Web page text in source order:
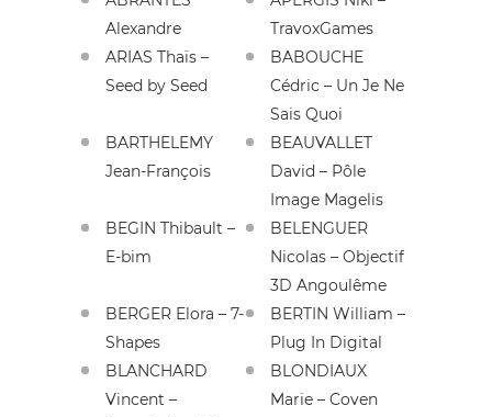
Alexandre
TravoxGames
ARIAS Thaïs –
Seed by Seed
BABOUCHE
Cédric – Un Je Ne
Sais Quoi
BARTHELEMY
Jean-François
BEAUVALLET
David – Pôle
Image Magelis
BEGIN Thibault –
E-bim
BELENGUER
Nicolas – Objectif
3D Angoulême
BERGER Elora – 7-
Shapes
BERTIN William –
Plug In Digital
BLANCHARD
Vincent –
BLONDIAUX
Marie – Coven